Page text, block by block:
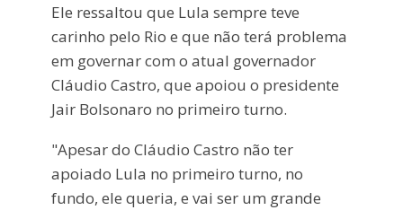
Ele ressaltou que Lula sempre teve
carinho pelo Rio e que não terá problema
em governar com o atual governador
Cláudio Castro, que apoiou o presidente
Jair Bolsonaro no primeiro turno.
"Apesar do Cláudio Castro não ter
apoiado Lula no primeiro turno, no
fundo, ele queria, e vai ser um grande